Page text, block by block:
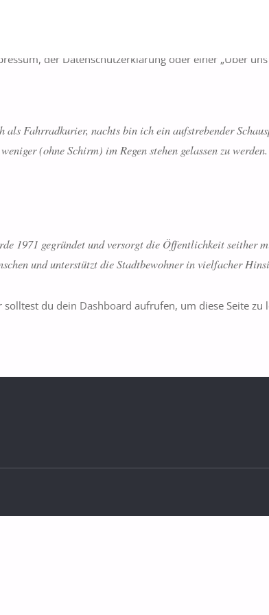
sich von Beiträgen, da sie stets an
der Datenschutzerklärung oder einer „Über
Fahrradkurier, nachts bin ich ein aufstrebender
(ohne Schirm) im Regen stehen gelassen zu werden.
1971 gegründet und versorgt die Öffentlichkeit
und unterstützt die Stadtbewohner in vielfacher
solltest du dein Dashboard aufrufen, um diese Seite zu